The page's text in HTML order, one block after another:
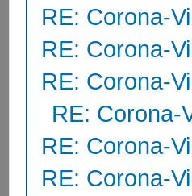
RE: Corona-
RE: Corona-
RE: Corona-
RE: Corona-
RE: Corona-
RE: Corona-